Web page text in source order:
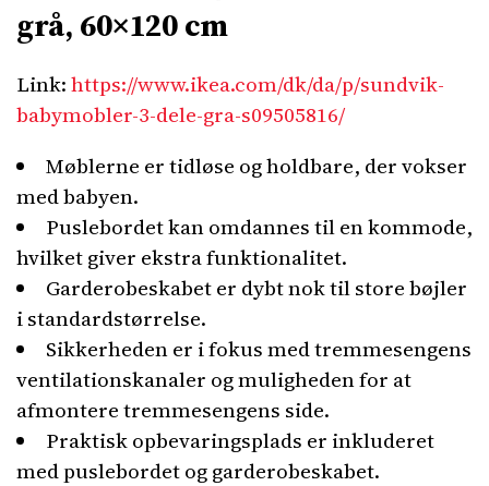
grå, 60×120 cm
Link:https://www.ikea.com/dk/da/p/sundvik-
babymobler-3-dele-gra-s09505816/
Møblerne er tidløse og holdbare, der vokser
med babyen.
Puslebordet kan omdannes til en kommode,
hvilket giver ekstra funktionalitet.
Garderobeskabet er dybt nok til store bøjler
i standardstørrelse.
Sikkerheden er i fokus med tremmesengens
ventilationskanaler og muligheden for at
afmontere tremmesengens side.
Praktisk opbevaringsplads er inkluderet
med puslebordet og garderobeskabet.